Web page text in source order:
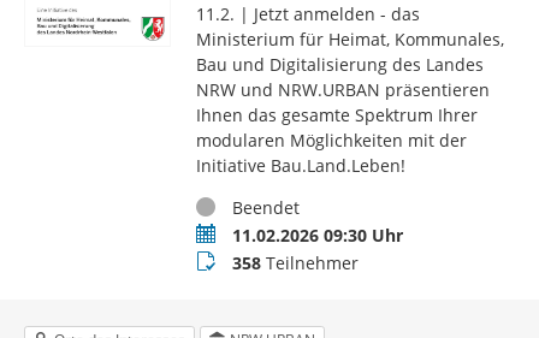
11.2. | Jetzt anmelden - das
Ministerium für Heimat, Kommunales,
Bau und Digitalisierung des Landes
NRW und NRW.URBAN präsentieren
Ihnen das gesamte Spektrum Ihrer
modularen Möglichkeiten mit der
Initiative Bau.Land.Leben!
StatusBeendet
Termin11.02.2026 09:30 Uhr
Teilnehmer
358Teilnehmer